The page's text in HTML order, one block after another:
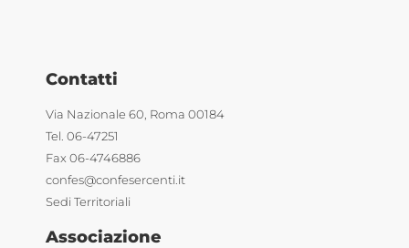
Contatti
Via Nazionale 60, Roma 00184
Tel. 06-47251
Fax 06-4746886
confes@confesercenti.it
Sedi Territoriali
Associazione